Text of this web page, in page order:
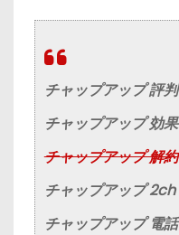
チャップアップ 評判
チャップアップ 効果
チャップアップ 解約
チャップアップ 2ch
チャップアップ 電話